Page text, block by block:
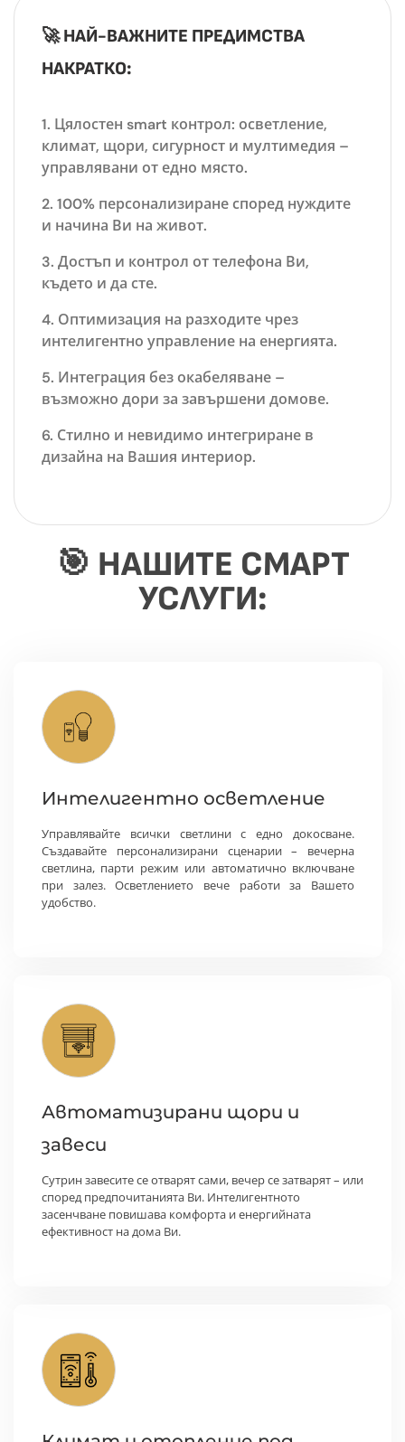
🚀 НАЙ-ВАЖНИТЕ ПРЕДИМСТВА
НАКРАТКО:
Цялостен smart контрол: осветление,
климат, щори, сигурност и мултимедия –
управлявани от едно място.
100% персонализиране според нуждите
и начина Ви на живот.
Достъп и контрол от телефона Ви,
където и да сте.
Оптимизация на разходите чрез
интелигентно управление на енергията.
Интеграция без окабеляване –
възможно дори за завършени домове.
Стилно и невидимо интегриране в
дизайна на Вашия интериор.
🎯 НАШИТЕ СМАРТ
УСЛУГИ:
Интелигентно осветление
Управлявайте всички светлини с едно докосване.
Създавайте персонализирани сценарии – вечерна
светлина, парти режим или автоматично включване
при залез. Осветлението вече работи за Вашето
удобство.
Автоматизирани щори и
завеси
Сутрин завесите се отварят сами, вечер се затварят – или
според предпочитанията Ви. Интелигентното
засенчване повишава комфорта и енергийната
ефективност на дома Ви.